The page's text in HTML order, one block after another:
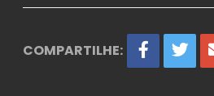
COMPARTILHE: